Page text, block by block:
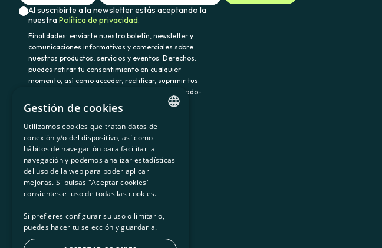
Al suscribirte a la newsletter estás aceptando la
nuestraPolítica de privacidad.
Finalidades: enviarte nuestro boletín, newsletter y
comunicaciones informativas y comerciales sobre
nuestros productos, servicios y eventos. Derechos:
puedes retirar tu consentimiento en cualquier
momento, así como acceder, rectificar, suprimir tus
datos y demás derechos en somenergia@delegado-
datos.com. Información adicional:
Política de
privacidad.
900 103 605
CATALAN
SPANISH
GL
BASQUE
Gestión de cookies
Utilizamos cookies que tratan datos de
conexión y/o del dispositivo, así como
hábitos de navegación para facilitar la
navegación y podemos analizar estadísticas
del uso de la web para poder aplicar
mejoras. Si pulsas "Aceptar cookies"
consientes el uso de todas las cookies.
Si prefieres configurar su uso o limitarlo,
puedes hacer tu selección y guardarla.